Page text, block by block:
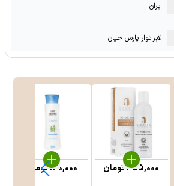
ایران
لابراتوار پارس حیان
455,000تومان 130,000تومان